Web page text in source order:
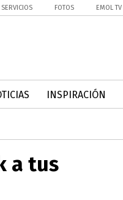
SERVICIOS FOTOS EMOL TV
INSPIRACIÓN
a tus